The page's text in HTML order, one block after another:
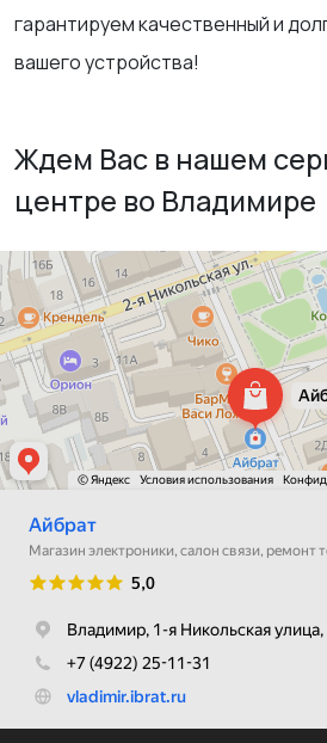
гарантируем качественный и
вашего устройства!
Ждем Вас в нашем
центре во Владимире